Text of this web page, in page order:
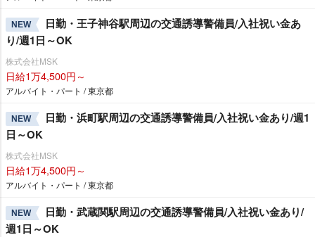
NEW
日勤・王子神谷駅周辺の交通誘導警備員/入社祝い金あ
り/週1日～OK
株式会社MSK
日給1万4,500円～
アルバイト・パート / 東京都
NEW
日勤・浜町駅周辺の交通誘導警備員/入社祝い金あり/週1
日～OK
株式会社MSK
日給1万4,500円～
アルバイト・パート / 東京都
NEW
日勤・武蔵関駅周辺の交通誘導警備員/入社祝い金あり/
週1日～OK